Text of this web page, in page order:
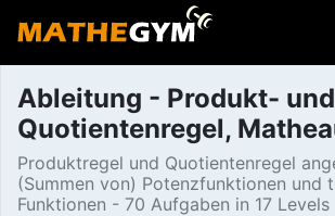
Ableitung - Produkt- und
Quotientenregel,
Produktregel und Quotientenregel
(Summen von) Potenzfunktionen und
Funktionen - 70 Aufgaben in 17 Levels